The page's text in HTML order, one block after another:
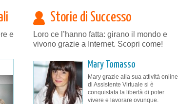
e
Storie di Successo
Loro ce l’hanno fatta: girano il mondo e
vivono grazie a Internet. Scopri come!
Mary Tomasso
Mary grazie alla sua attività online
di Assistente Virtuale si è
conquistata la libertà di poter
vivere e lavorare ovunque.